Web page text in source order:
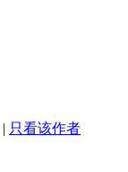
| 只看该作者